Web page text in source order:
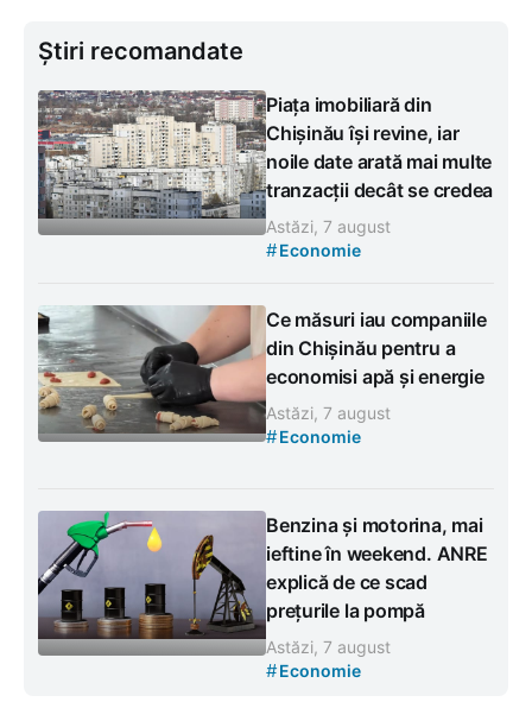
Știri recomandate
Piața imobiliară din
Chișinău își revine, iar
noile date arată mai multe
tranzacții decât se credea
Astăzi, 7 august
#Economie
Ce măsuri iau companiile
din Chișinău pentru a
economisi apă și energie
Astăzi, 7 august
#Economie
Benzina și motorina, mai
ieftine în weekend. ANRE
explică de ce scad
prețurile la pompă
Astăzi, 7 august
#Economie